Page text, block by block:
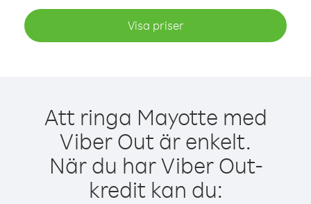
Visa priser
Att ringa Mayotte med
Viber Out är enkelt.
När du har Viber Out-
kredit kan du: